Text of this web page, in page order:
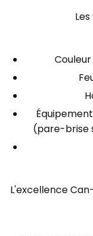
(pare-brise
L'excellence